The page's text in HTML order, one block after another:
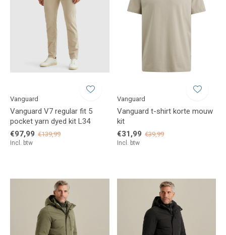
Vanguard
Vanguard V7 regular fit 5
pocket yarn dyed kit L34
€97,99 €139,99
Incl. btw
Vanguard
Vanguard t-shirt korte mouw
kit
€31,99 €39,99
Incl. btw